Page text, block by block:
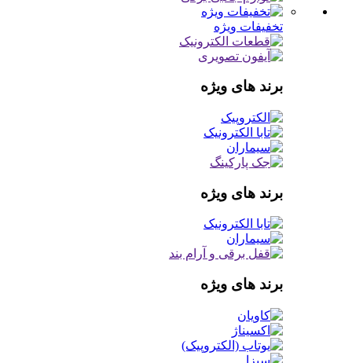
تخفیفات ویژه
برند های ویژه
برند های ویژه
برند های ویژه